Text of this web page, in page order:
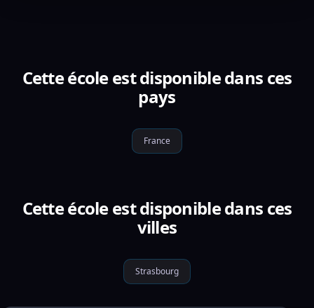
Cette école est disponible dans ces
pays
France
Cette école est disponible dans ces
villes
Strasbourg